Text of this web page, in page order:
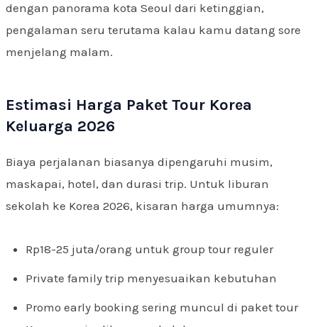
dengan panorama kota Seoul dari ketinggian,
pengalaman seru terutama kalau kamu datang sore
menjelang malam.
Estimasi Harga Paket Tour Korea
Keluarga 2026
Biaya perjalanan biasanya dipengaruhi musim,
maskapai, hotel, dan durasi trip. Untuk liburan
sekolah ke Korea 2026, kisaran harga umumnya:
Rp18-25 juta/orang untuk group tour reguler
Private family trip menyesuaikan kebutuhan
Promo early booking sering muncul di paket tour